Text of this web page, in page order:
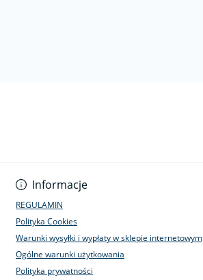
Informacje
REGULAMIN
Polityka Cookies
Warunki wysyłki i wypłaty w sklepie internetowym
Ogólne warunki użytkowania
Polityka prywatności